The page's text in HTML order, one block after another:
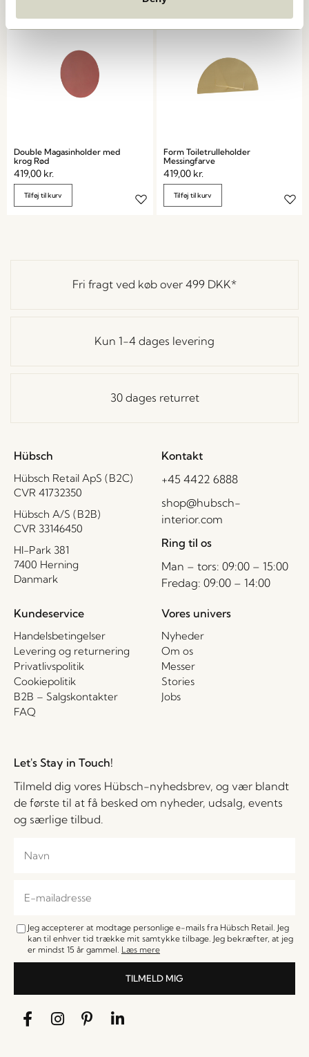
Double Magasinholder med
krog Rød
419,00 kr.
Tilføj til kurv
Form Toiletrulleholder
Messingfarve
419,00 kr.
Tilføj til kurv
Fri fragt ved køb over 499 DKK*
Kun 1-4 dages levering
30 dages returret
Hübsch
Hübsch Retail ApS (B2C)
CVR 41732350
Hübsch A/S (B2B)
CVR 33146450
HI-Park 381
7400 Herning
Danmark
Kontakt
+45 4422 6888
shop@hubsch-
interior.com
Ring til os
Man – tors: 09:00 – 15:00
Fredag: 09:00 – 14:00
Kundeservice
Handelsbetingelser
Levering og returnering
Privatlivspolitik
Cookiepolitik
B2B – Salgskontakter
FAQ
Vores univers
Nyheder
Om os
Messer
Stories
Jobs
Let's Stay in Touch!
Tilmeld dig vores Hübsch-nyhedsbrev, og vær blandt
de første til at få besked om nyheder, udsalg, events
og særlige tilbud.
Jeg accepterer at modtage personlige e-mails fra Hübsch Retail. Jeg
kan til enhver tid trække mit samtykke tilbage. Jeg bekræfter, at jeg
er mindst 15 år gammel. Læs mere
TILMELD MIG